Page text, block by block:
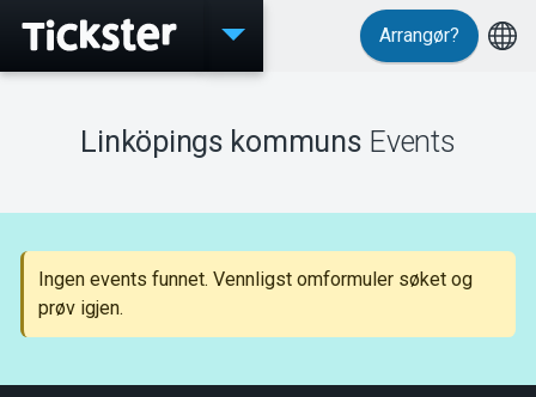
Events
Support
Arrangør?
Linköpings kommuns Events
Ingen events funnet. Vennligst omformuler søket og
prøv igjen.